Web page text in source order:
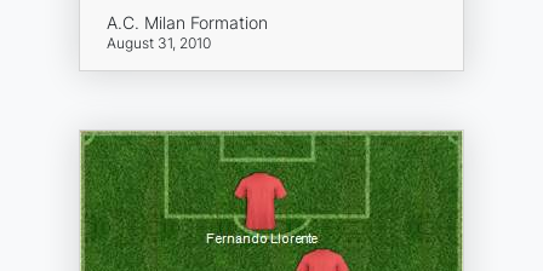
A.C. Milan Formation
August 31, 2010